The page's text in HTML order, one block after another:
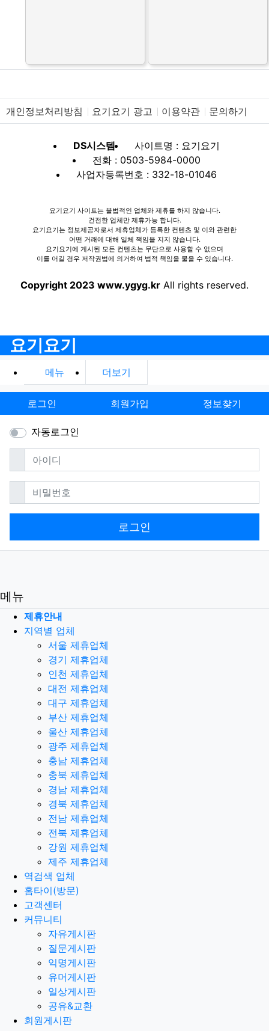
개인정보처리방침 요기요기 광고 이용약관 문의하기
DS시스템
사이트명 : 요기요기
전화 : 0503-5984-0000
사업자등록번호 : 332-18-01046
요기요기 사이트는 불법적인 업체와 제휴를 하지 않습니다.
건전한 업체만 제휴가능 합니다.
요기요기는 정보제공자로서 제휴업체가 등록한 컨텐츠 및 이와 관련한
어떤 거래에 대해 일체 책임을 지지 않습니다.
요기요기에 게시된 모든 컨텐츠는 무단으로 사용할 수 없으며
이를 어길 경우 저작권법에 의거하여 법적 책임을 물을 수 있습니다.
Copyright 2023 www.ygyg.kr All rights reserved.
요기요기
메뉴 더보기
로그인 회원가입 정보찾기
자동로그인
아이디필수
비밀번호필수
로그인
메뉴
제휴안내
지역별 업체
서울 제휴업체
경기 제휴업체
인천 제휴업체
대전 제휴업체
대구 제휴업체
부산 제휴업체
울산 제휴업체
광주 제휴업체
충남 제휴업체
충북 제휴업체
경남 제휴업체
경북 제휴업체
전남 제휴업체
전북 제휴업체
강원 제휴업체
제주 제휴업체
역검색 업체
홈타이(방문)
고객센터
커뮤니티
자유게시판
질문게시판
익명게시판
유머게시판
일상게시판
공유&교환
회원게시판